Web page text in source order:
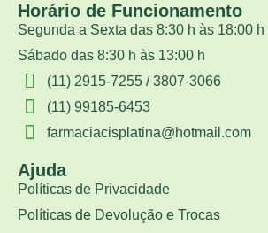
Horário de Funcionamento
Segunda a Sexta das 8:30 h às 18:00 h
Sábado das 8:30 h às 13:00 h
(11) 2915-7255 / 3807-3066
(11) 99185-6453
farmaciacisplatina@hotmail.com
Ajuda
Políticas de Privacidade
Políticas de Devolução e Trocas